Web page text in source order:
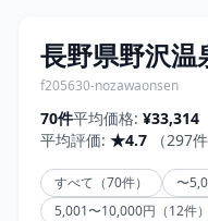
長野県野沢温
f205630-nozawaonsen
70件平均価格: ¥33,314
平均評価: ★4.7 （297
すべて（70件）
〜
5,001〜10,000円（12件）